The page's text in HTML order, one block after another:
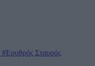
#Ερυθρός Σταυρός